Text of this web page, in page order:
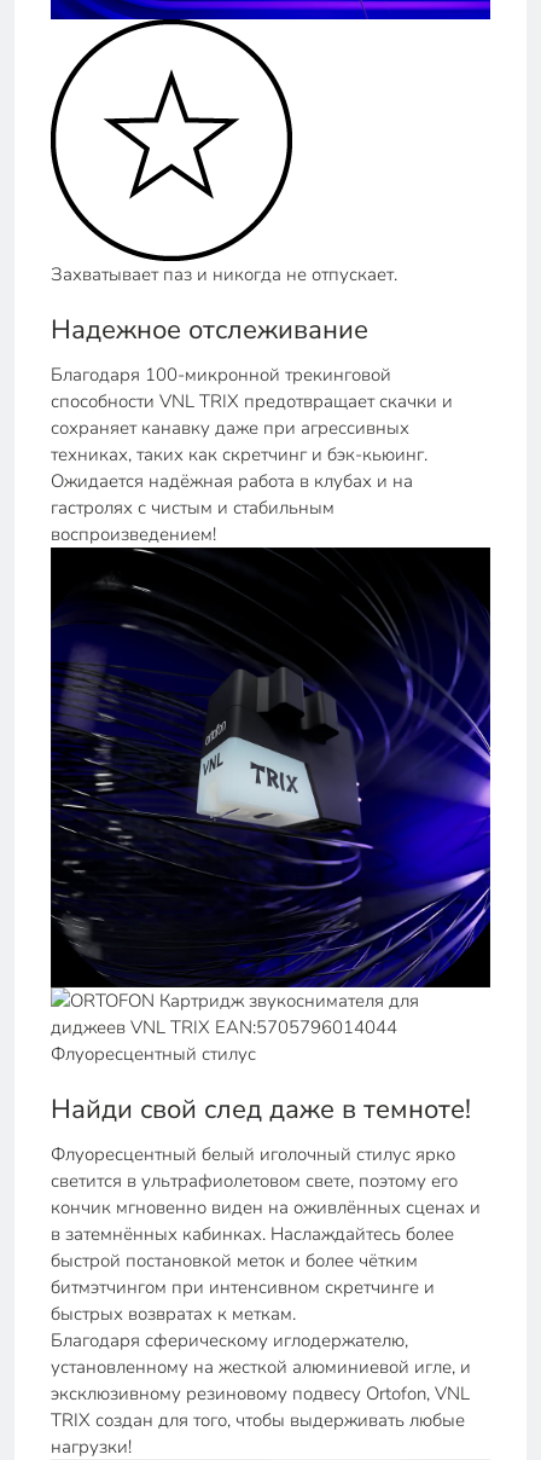
Захватывает паз и никогда не отпускает.
Надежное отслеживание
Благодаря 100-микронной трекинговой
способности VNL TRIX предотвращает скачки и
сохраняет канавку даже при агрессивных
техниках, таких как скретчинг и бэк-кьюинг.
Ожидается надёжная работа в клубах и на
гастролях с чистым и стабильным
воспроизведением!
Флуоресцентный стилус
Найди свой след даже в темноте!
Флуоресцентный белый иголочный стилус ярко
светится в ультрафиолетовом свете, поэтому его
кончик мгновенно виден на оживлённых сценах и
в затемнённых кабинках. Наслаждайтесь более
быстрой постановкой меток и более чётким
битмэтчингом при интенсивном скретчинге и
быстрых возвратах к меткам.
Благодаря сферическому иглодержателю,
установленному на жесткой алюминиевой игле, и
эксклюзивному резиновому подвесу Ortofon, VNL
TRIX создан для того, чтобы выдерживать любые
нагрузки!